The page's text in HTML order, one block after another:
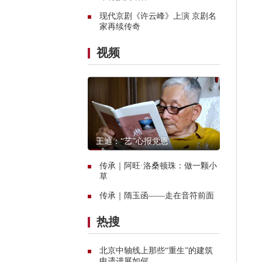
现代京剧《许云峰》上演 京剧名
家再续传奇
视频
王迪：“艺”心报党恩
传承｜阿旺·洛桑顿珠：做一颗小
草
传承｜隋玉函——走在音符前面
热搜
北京中轴线上那些“重生”的建筑